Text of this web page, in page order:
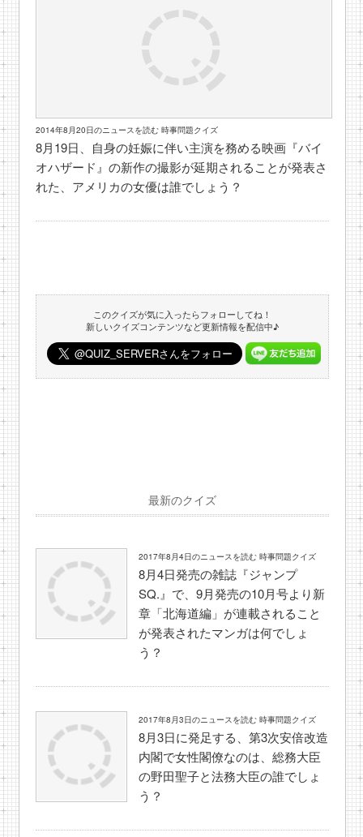
2014年8月20日のニュースを読む 時事問題クイズ
8月19日、自身の妊娠に伴い主演を務める映画『バイ
オハザード』の新作の撮影が延期されることが発表さ
れた、アメリカの女優は誰でしょう？
このクイズが気に入ったらフォローしてね！
新しいクイズコンテンツなど更新情報を配信中♪
最新のクイズ
2017年8月4日のニュースを読む 時事問題クイズ
8月4日発売の雑誌『ジャンプ
SQ.』で、9月発売の10月号より新
章「北海道編」が連載されること
が発表されたマンガは何でしょ
う？
2017年8月3日のニュースを読む 時事問題クイズ
8月3日に発足する、第3次安倍改造
内閣で女性閣僚なのは、総務大臣
の野田聖子と法務大臣の誰でしょ
う？